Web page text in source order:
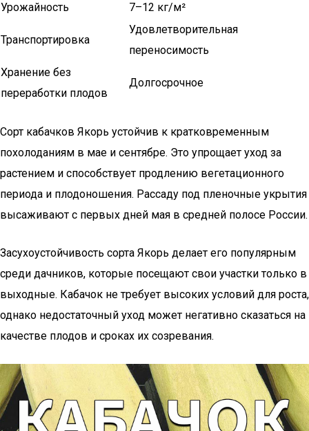
Урожайность
7–12 кг/м²
Транспортировка
Удовлетворительная
переносимость
Хранение без
переработки плодов
Долгосрочное
Сорт кабачков Якорь устойчив к кратковременным
похолоданиям в мае и сентябре. Это упрощает уход за
растением и способствует продлению вегетационного
периода и плодоношения. Рассаду под пленочные укрытия
высаживают с первых дней мая в средней полосе России.
Засухоустойчивость сорта Якорь делает его популярным
среди дачников, которые посещают свои участки только в
выходные. Кабачок не требует высоких условий для роста,
однако недостаточный уход может негативно сказаться на
качестве плодов и сроках их созревания.